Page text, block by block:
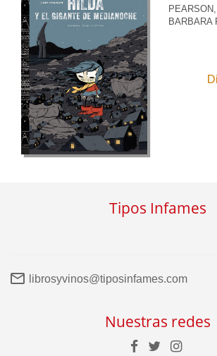
BARBARA
Tipos Infames
librosyvinos@tiposinfames.com
Nuestras redes